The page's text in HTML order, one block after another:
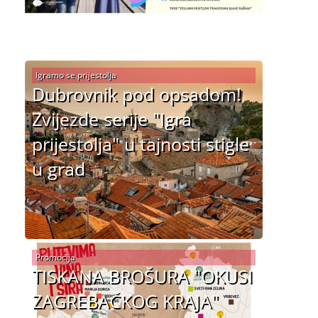
Dubrovnik pod opsadom!
Zvijezde serije "Igra
prijestolja" u tajnosti stigle
u grad
Igramo se prijestolja
TISKANA BROŠURA "OKUSI
ZAGREBAČKOG KRAJA"
Promocija